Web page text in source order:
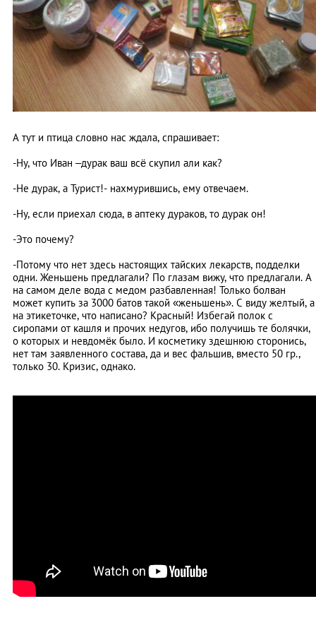
А тут и птица словно нас ждала, спрашивает:
-Ну, что Иван –дурак ваш всё скупил али как?
-Не дурак, а Турист!- нахмурившись, ему отвечаем.
-Ну, если приехал сюда, в аптеку дураков, то дурак он!
-Это почему?
-Потому что нет здесь настоящих тайских лекарств, подделки
одни. Женьшень предлагали? По глазам вижу, что предлагали. А
на самом деле вода с медом разбавленная! Только болван
может купить за 3000 батов такой «женьшень». С виду желтый, а
на этикеточке, что написано? Красный! Избегай полок с
сиропами от кашля и прочих недугов, ибо получишь те болячки,
о которых и невдомёк было. И косметику здешнюю сторонись,
нет там заявленного состава, да и вес фальшив, вместо 50 гр.,
только 30. Кризис, однако.